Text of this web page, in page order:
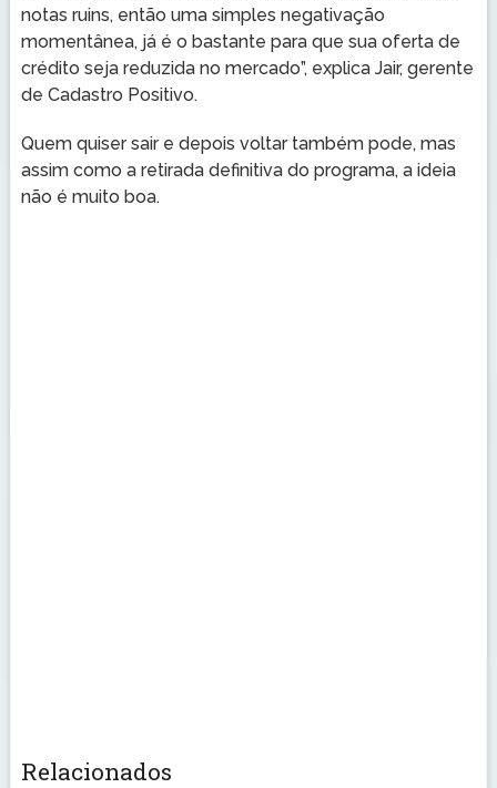
notas ruins, então uma simples negativação
momentânea, já é o bastante para que sua oferta de
crédito seja reduzida no mercado”, explica Jair, gerente
de Cadastro Positivo.
Quem quiser sair e depois voltar também pode, mas
assim como a retirada definitiva do programa, a ideia
não é muito boa.
Relacionados